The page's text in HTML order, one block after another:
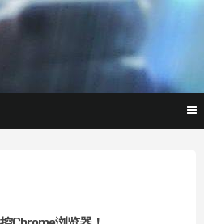
托尼不是
塔克
画，AI聊天….